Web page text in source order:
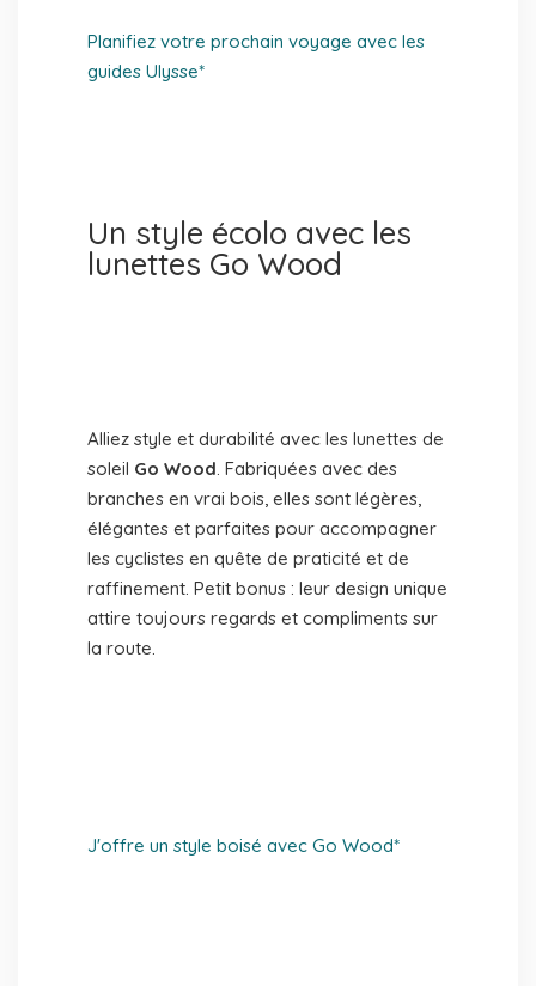
Planifiez votre prochain voyage avec les
guides Ulysse*
Un style écolo avec les
lunettes Go Wood
Alliez style et durabilité avec les lunettes de
soleil Go Wood. Fabriquées avec des
branches en vrai bois, elles sont légères,
élégantes et parfaites pour accompagner
les cyclistes en quête de praticité et de
raffinement. Petit bonus : leur design unique
attire toujours regards et compliments sur
la route.
J'offre un style boisé avec Go Wood*